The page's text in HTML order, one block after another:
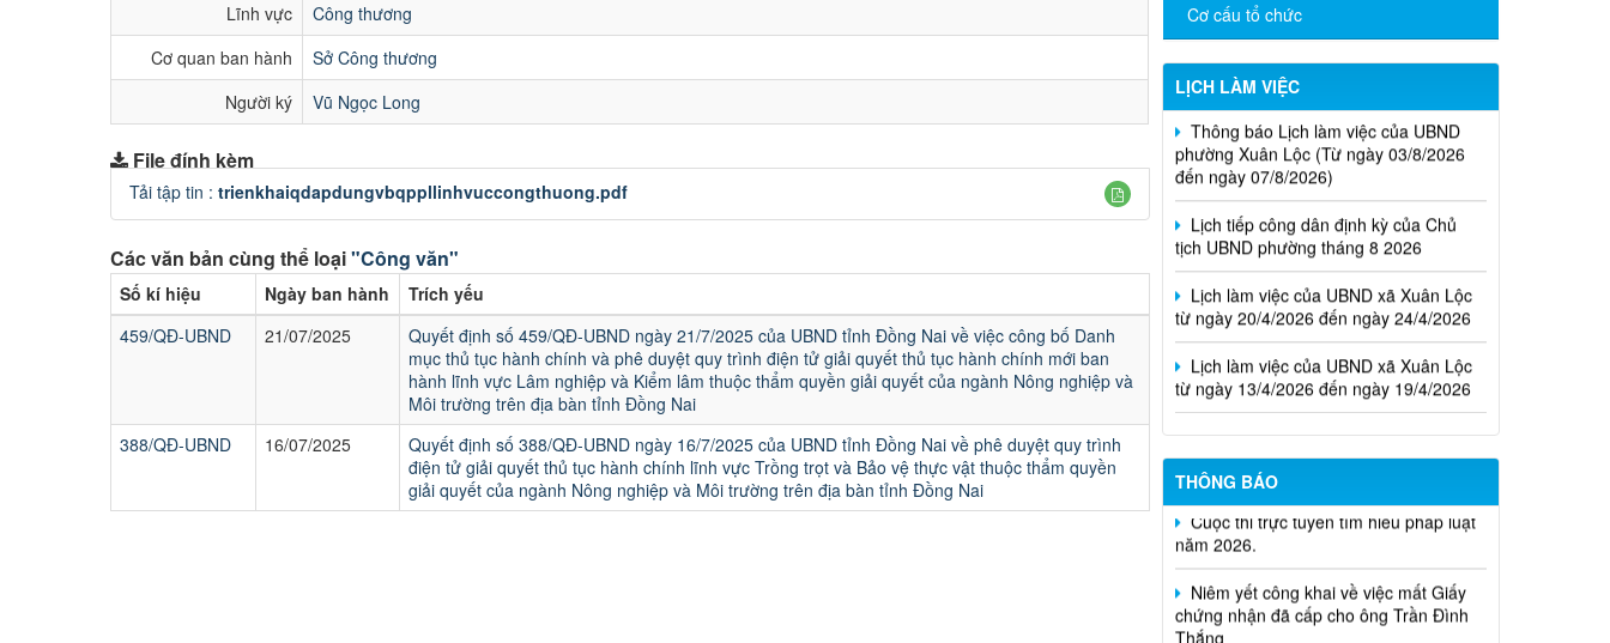
Lĩnh vực
Công thương
Cơ quan ban hành
Sở Công thương
Người ký
Vũ Ngọc Long
File đính kèm
Tải tập tin : trienkhaiqdapdungvbqppllinhvuccongthuong.pdf
Các văn bản cùng thể loại"Công văn"
Số kí hiệu Ngày ban hành
Trích yếu
459/QĐ-UBND
21/07/2025
Quyết định số 459/QĐ-UBND ngày 21/7/2025 của UBND tỉnh Đồng Nai về việc công bố Danh
mục thủ tục hành chính và phê duyệt quy trình điện tử giải quyết thủ tục hành chính mới ban
hành lĩnh vực Lâm nghiệp và Kiểm lâm thuộc thẩm quyền giải quyết của ngành Nông nghiệp và
Môi trường trên địa bàn tỉnh Đồng Nai
388/QĐ-UBND
16/07/2025
Quyết định số 388/QĐ-UBND ngày 16/7/2025 của UBND tỉnh Đồng Nai về phê duyệt quy trình
điện tử giải quyết thủ tục hành chính lĩnh vực Trồng trọt và Bảo vệ thực vật thuộc thẩm quyền
giải quyết của ngành Nông nghiệp và Môi trường trên địa bàn tỉnh Đồng Nai
Cơ cấu tổ chức
LỊCH LÀM VIỆC
Thông báo Lịch làm việc của UBND
phường Xuân Lộc (Từ ngày 03/8/2026
đến ngày 07/8/2026)
Lịch tiếp công dân định kỳ của Chủ
tịch UBND phường tháng 8 2026
Lịch làm việc của UBND xã Xuân Lộc
từ ngày 20/4/2026 đến ngày 24/4/2026
Lịch làm việc của UBND xã Xuân Lộc
từ ngày 13/4/2026 đến ngày 19/4/2026
THÔNG BÁO
Cuộc thi trực tuyến tìm hiểu pháp luật
năm 2026.
Niêm yết công khai về việc mất Giấy
chứng nhận đã cấp cho ông Trần Đình
Thắng